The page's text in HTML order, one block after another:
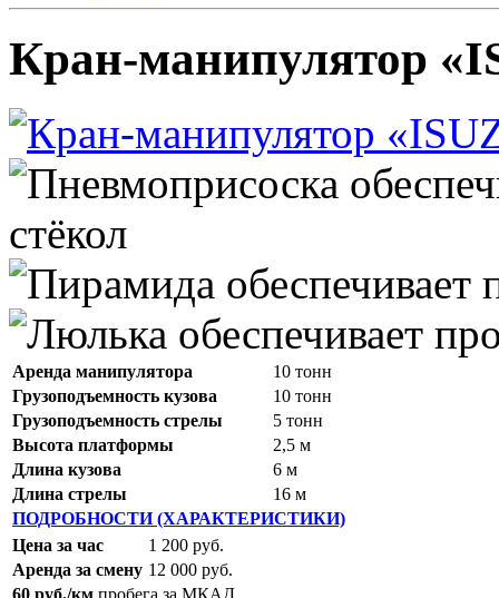
Кран-манипулятор
Аренда манипулятора
10 тонн
Грузоподъемность кузова
10 тонн
Грузоподъемность стрелы
5 тонн
Высота платформы
2,5 м
Длина кузова
6 м
Длина стрелы
16 м
ПОДРОБНОСТИ (ХАРАКТЕРИСТИКИ)
Цена за час
1 200 руб.
Аренда за смену 12 000 руб.